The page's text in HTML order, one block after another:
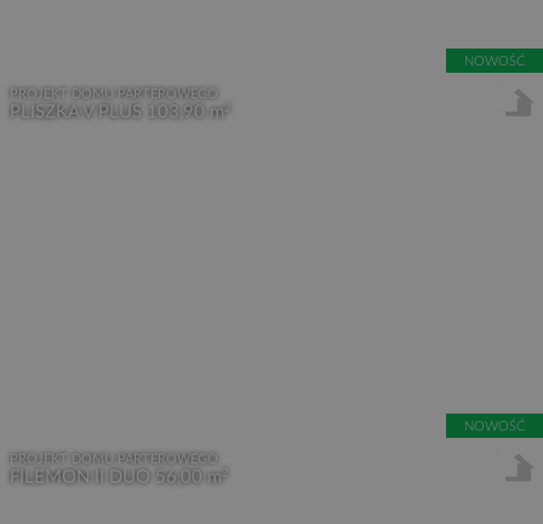
NOWOŚĆ
PROJEKT DOMU PARTEROWEGO
PLISZKA V PLUS 103,90 m 2
NOWOŚĆ
PROJEKT DOMU PARTEROWEGO
FILEMON II DUO 56,00 m 2